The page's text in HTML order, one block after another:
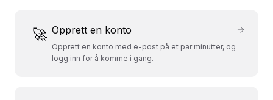
🚀 Opprett en konto
Opprett en konto med e-post på et par minutter, og
logg inn for å komme i gang.